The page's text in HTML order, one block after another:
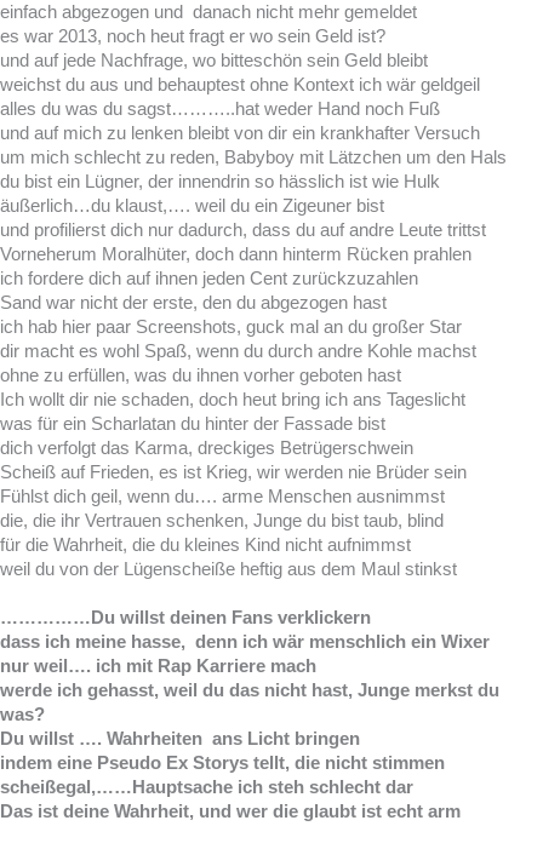
einfach abgezogen und danach nicht mehr gemeldet
es war 2013, noch heut fragt er wo sein Geld ist?
und auf jede Nachfrage, wo bitteschön sein Geld bleibt
weichst du aus und behauptest ohne Kontext ich wär geldgeil
alles du was du sagst………..hat weder Hand noch Fuß
und auf mich zu lenken bleibt von dir ein krankhafter Versuch
um mich schlecht zu reden, Babyboy mit Lätzchen um den Hals
du bist ein Lügner, der innendrin so hässlich ist wie Hulk
äußerlich…du klaust,…. weil du ein Zigeuner bist
und profilierst dich nur dadurch, dass du auf andre Leute trittst
Vorneherum Moralhüter, doch dann hinterm Rücken prahlen
ich fordere dich auf ihnen jeden Cent zurückzuzahlen
Sand war nicht der erste, den du abgezogen hast
ich hab hier paar Screenshots, guck mal an du großer Star
dir macht es wohl Spaß, wenn du durch andre Kohle machst
ohne zu erfüllen, was du ihnen vorher geboten hast
Ich wollt dir nie schaden, doch heut bring ich ans Tageslicht
was für ein Scharlatan du hinter der Fassade bist
dich verfolgt das Karma, dreckiges Betrügerschwein
Scheiß auf Frieden, es ist Krieg, wir werden nie Brüder sein
Fühlst dich geil, wenn du…. arme Menschen ausnimmst
die, die ihr Vertrauen schenken, Junge du bist taub, blind
für die Wahrheit, die du kleines Kind nicht aufnimmst
weil du von der Lügenscheiße heftig aus dem Maul stinkst
……………Du willst deinen Fans verklickern
dass ich meine hasse, denn ich wär menschlich ein Wixer
nur weil…. ich mit Rap Karriere mach
werde ich gehasst, weil du das nicht hast, Junge merkst du
was?
Du willst …. Wahrheiten ans Licht bringen
indem eine Pseudo Ex Storys tellt, die nicht stimmen
scheißegal,……Hauptsache ich steh schlecht dar
Das ist deine Wahrheit, und wer die glaubt ist echt arm